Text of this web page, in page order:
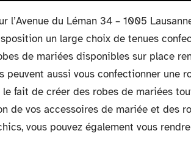
l’Avenue du Léman 34 – 1005
un large choix de tenues
de mariées disponibles sur place
peuvent aussi vous confectionner une
fait de créer des robes de mariées
de vos accessoires de mariée et des
vous pouvez également vous